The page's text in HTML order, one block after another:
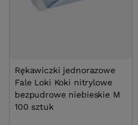
Rękawiczki jednorazowe
Fale Loki Koki nitrylowe
bezpudrowe niebieskie M
100 sztuk